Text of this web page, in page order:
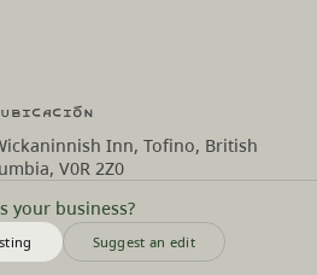
your business?
Suggest an edit
Ubicación
Inn, Tofino, British
V0R 2Z0